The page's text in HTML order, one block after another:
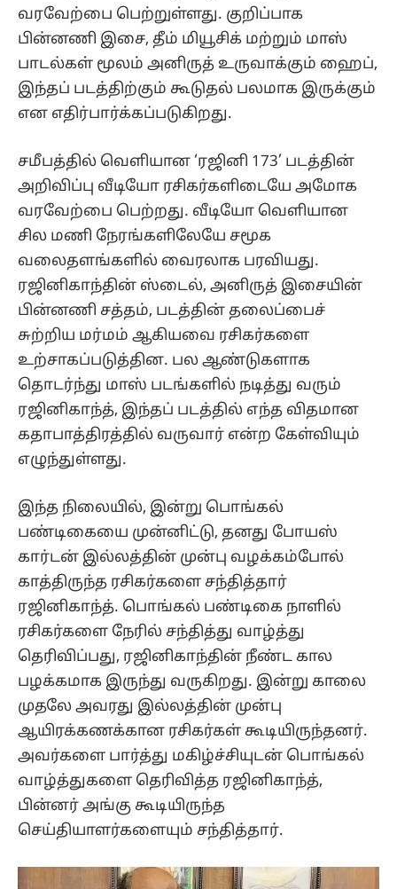
வரவேற்பை பெற்றுள்ளது. குறிப்பாக
பின்னணி இசை, தீம் மியூசிக் மற்றும் மாஸ்
பாடல்கள் மூலம் அனிருத் உருவாக்கும் ஹைப்,
இந்தப் படத்திற்கும் கூடுதல் பலமாக இருக்கும்
என எதிர்பார்க்கப்படுகிறது.
சமீபத்தில் வெளியான ‘ரஜினி 173’ படத்தின்
அறிவிப்பு வீடியோ ரசிகர்களிடையே அமோக
வரவேற்பை பெற்றது. வீடியோ வெளியான
சில மணி நேரங்களிலேயே சமூக
வலைதளங்களில் வைரலாக பரவியது.
ரஜினிகாந்தின் ஸ்டைல், அனிருத் இசையின்
பின்னணி சத்தம், படத்தின் தலைப்பைச்
சுற்றிய மர்மம் ஆகியவை ரசிகர்களை
உற்சாகப்படுத்தின. பல ஆண்டுகளாக
தொடர்ந்து மாஸ் படங்களில் நடித்து வரும்
ரஜினிகாந்த், இந்தப் படத்தில் எந்த விதமான
கதாபாத்திரத்தில் வருவார் என்ற கேள்வியும்
எழுந்துள்ளது.
இந்த நிலையில், இன்று பொங்கல்
பண்டிகையை முன்னிட்டு, தனது போயஸ்
கார்டன் இல்லத்தின் முன்பு வழக்கம்போல்
காத்திருந்த ரசிகர்களை சந்தித்தார்
ரஜினிகாந்த். பொங்கல் பண்டிகை நாளில்
ரசிகர்களை நேரில் சந்தித்து வாழ்த்து
தெரிவிப்பது, ரஜினிகாந்தின் நீண்ட கால
பழக்கமாக இருந்து வருகிறது. இன்று காலை
முதலே அவரது இல்லத்தின் முன்பு
ஆயிரக்கணக்கான ரசிகர்கள் கூடியிருந்தனர்.
அவர்களை பார்த்து மகிழ்ச்சியுடன் பொங்கல்
வாழ்த்துகளை தெரிவித்த ரஜினிகாந்த்,
பின்னர் அங்கு கூடியிருந்த
செய்தியாளர்களையும் சந்தித்தார்.